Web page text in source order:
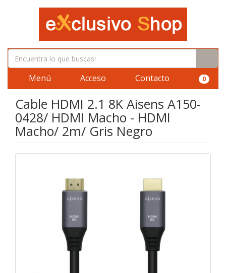
Menú Acceso Contacto 0
Cable HDMI 2.1 8K Aisens A150-
0428/ HDMI Macho - HDMI
Macho/ 2m/ Gris Negro